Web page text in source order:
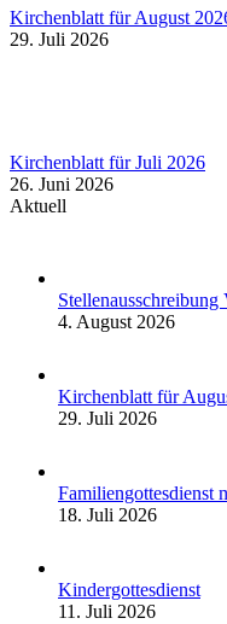
Kirchenblatt für August
29. Juli 2026
Kirchenblatt für Juli 2026
26. Juni 2026
Aktuell
4. August 2026
Kirchenblatt für
29. Juli 2026
Familiengottesdienst
18. Juli 2026
Kindergottesdienst
11. Juli 2026